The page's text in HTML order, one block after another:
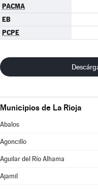
PACMA
EB
PCPE
Municipios de La Rioja
Abalos
Agoncillo
Aguilar del Río Alhama
Ajamil